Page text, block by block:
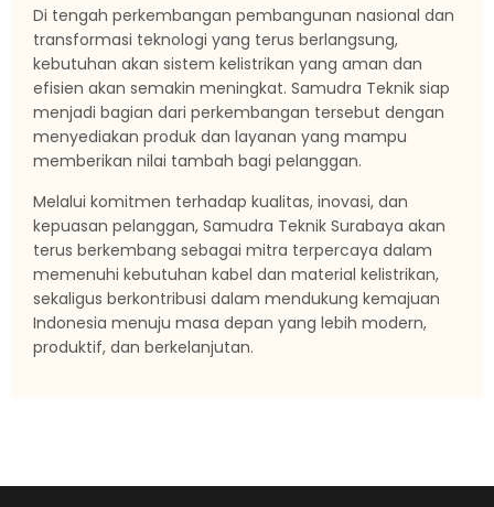
Di tengah perkembangan pembangunan nasional dan
transformasi teknologi yang terus berlangsung,
kebutuhan akan sistem kelistrikan yang aman dan
efisien akan semakin meningkat. Samudra Teknik siap
menjadi bagian dari perkembangan tersebut dengan
menyediakan produk dan layanan yang mampu
memberikan nilai tambah bagi pelanggan.
Melalui komitmen terhadap kualitas, inovasi, dan
kepuasan pelanggan, Samudra Teknik Surabaya akan
terus berkembang sebagai mitra terpercaya dalam
memenuhi kebutuhan kabel dan material kelistrikan,
sekaligus berkontribusi dalam mendukung kemajuan
Indonesia menuju masa depan yang lebih modern,
produktif, dan berkelanjutan.